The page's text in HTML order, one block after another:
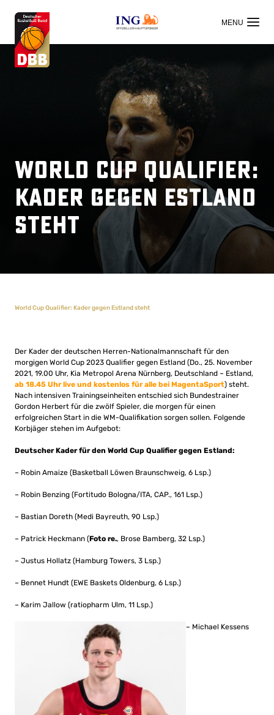
OFFIZIELLER HAUPTSPONSOR
World Cup Qualifier:
Kader gegen Estland
steht
World Cup Qualifier: Kader gegen Estland steht
Der Kader der deutschen Herren-Nationalmannschaft für den
morgigen World Cup 2023 Qualifier gegen Estland (Do., 25. November
2021, 19.00 Uhr, Kia Metropol Arena Nürnberg, Deutschland – Estland,
ab 18.45 Uhr live und kostenlos für alle bei MagentaSport) steht.
Nach intensiven Trainingseinheiten entschied sich Bundestrainer
Gordon Herbert für die zwölf Spieler, die morgen für einen
erfolgreichen Start in die WM-Qualifikation sorgen sollen. Folgende
Korbjäger stehen im Aufgebot:
Deutscher Kader für den World Cup Qualifier gegen Estland:
– Robin Amaize (Basketball Löwen Braunschweig, 6 Lsp.)
– Robin Benzing (Fortitudo Bologna/ITA, CAP., 161 Lsp.)
– Bastian Doreth (Medi Bayreuth, 90 Lsp.)
– Patrick Heckmann (Foto re., Brose Bamberg, 32 Lsp.)
– Justus Hollatz (Hamburg Towers, 3 Lsp.)
– Bennet Hundt (EWE Baskets Oldenburg, 6 Lsp.)
– Karim Jallow (ratiopharm Ulm, 11 Lsp.)
– Michael Kessens